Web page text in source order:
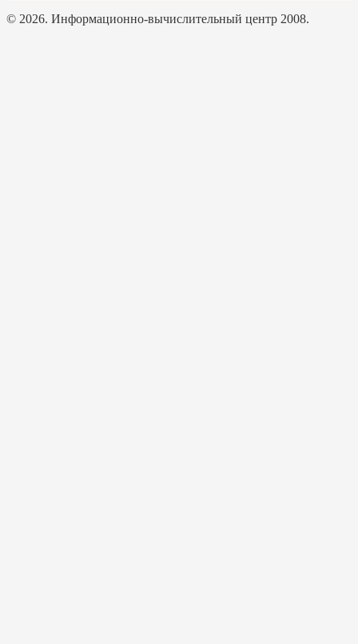
© 2026. Информационно-вычислительный центр 2008.